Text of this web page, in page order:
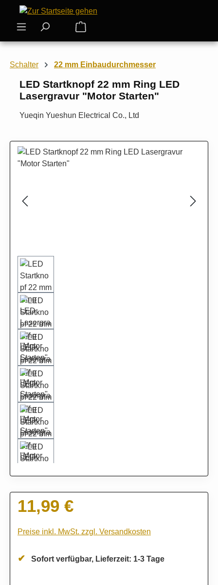
Zum Hauptinhalt springen
Warenkorb enthält 0 Positionen.
Schalter 22 mm Einbaudurchmesser
LED Startknopf 22 mm Ring LED
Lasergravur "Motor Starten"
Yueqin Yueshun Electrical Co., Ltd
Bildergalerie überspringen
Regulärer Preis:
11,99 €
Preise inkl. MwSt. zzgl. Versandkosten
Sofort verfügbar, Lieferzeit: 1-3 Tage